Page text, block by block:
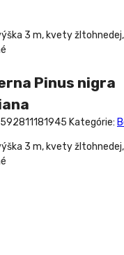
3 m, kvety
Pinus nigra
Kategórie:
3 m, kvety